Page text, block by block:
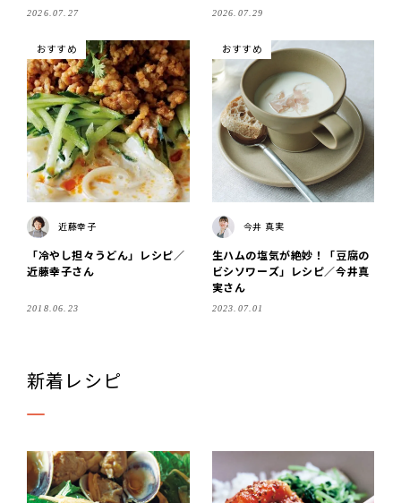
2026.07.27 2026.07.29
おすすめ
近藤幸子
「冷やし担々うどん」レシピ／
近藤幸子さん
2018.06.23
おすすめ
今井 真実
生ハムの塩気が絶妙！「豆腐の
ビシソワーズ」レシピ／今井真
実さん
2023.07.01
新着レシピ